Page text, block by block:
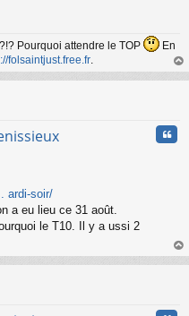
Pourquoi attendre le TOP
En
folsaintjust.free.fr.
au
ardi-soir/
a eu lieu ce 31 août.
le T10. Il y a ussi 2
au